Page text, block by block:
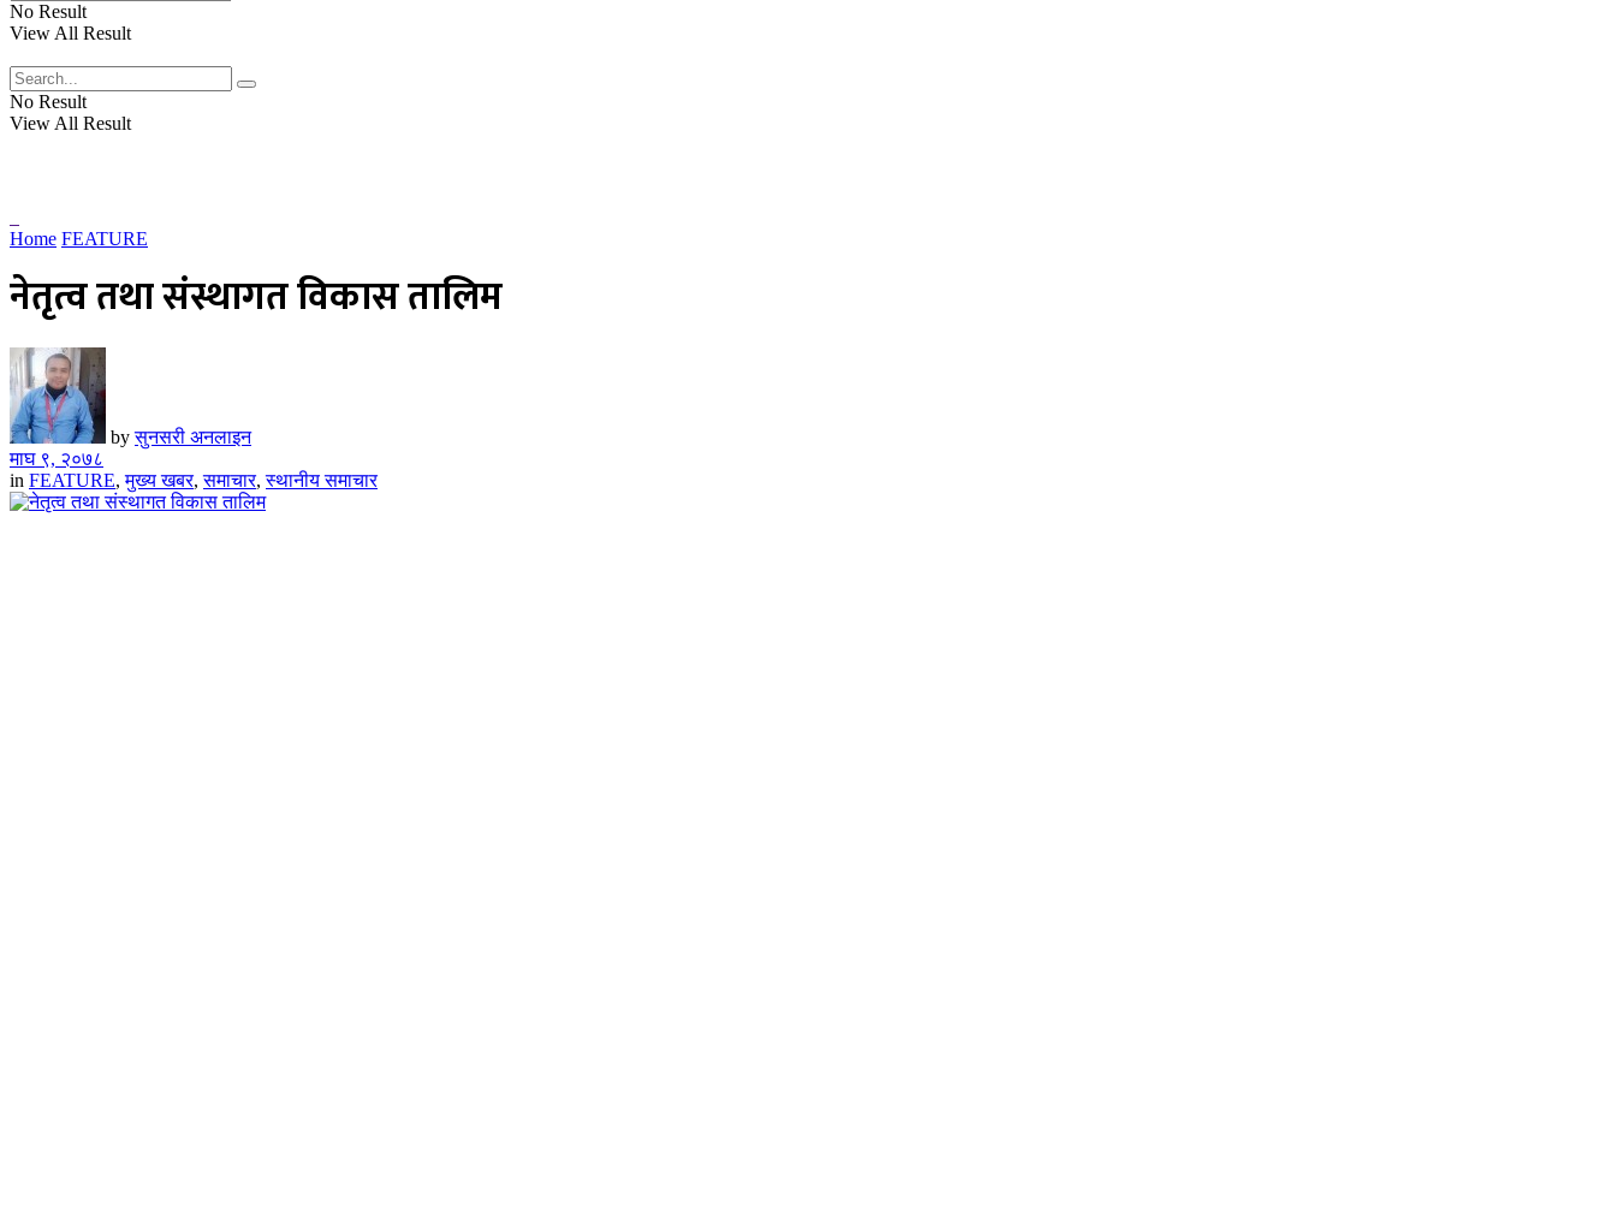
No Result
View All Result
No Result
View All Result
Home FEATURE
नेतृत्व तथा संस्थागत विकास तालिम
by सुनसरी अनलाइन
माघ ९, २०७८
in FEATURE,मुख्य खबर,समाचार,स्थानीय समाचार